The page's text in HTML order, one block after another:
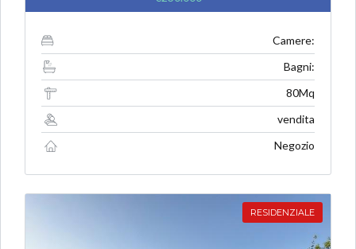
Camere:
Bagni:
80Mq
vendita
Negozio
RESIDENZIALE